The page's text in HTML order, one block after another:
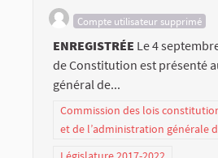
Compte utilisateur supprimé
ENREGISTRÉE Le 4
de Constitution est présenté
général de...
Commission des lois
et de l’administration générale